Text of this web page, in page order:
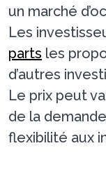
un marché
Les
parts les
d’autres
Le prix peut
de la
flexibilité aux